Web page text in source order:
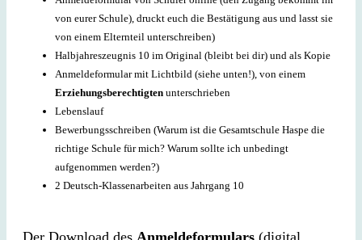
von eurer Schule), druckt euch die Bestätigung aus und lasst sie
von einem Elternteil unterschreiben)
Halbjahreszeugnis 10 im Original (bleibt bei dir) und als Kopie
Anmeldeformular mit Lichtbild (siehe unten!), von einem
Erziehungsberechtigten unterschrieben
Lebenslauf
Bewerbungsschreiben (Warum ist die Gesamtschule Haspe die
richtige Schule für mich? Warum sollte ich unbedingt
aufgenommen werden?)
2 Deutsch-Klassenarbeiten aus Jahrgang 10